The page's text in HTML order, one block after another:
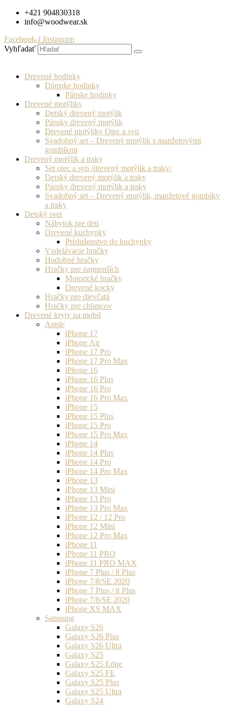
Preskočiť+421 904830318
info@woodwear.sk
Facebook-f Instagram
Vyhľadať
Drevené hodinky
Dámske hodinky
Pánske hodinky
Drevené motýliky
Detský drevený motýlik
Pánsky drevený motýlik
Drevené motýliky Otec a syn
Svadobný set – Drevený motýlik s manžetovými
gombíkmi
Drevený motýlik a traky
Set otec a syn /drevený motýlik a traky/
Detský drevený motýlik a traky
Pánsky drevený motýlik a traky
Svadobný set – Drevený motýlik, manžetové gombíky
a traky
Detský svet
Nábytok pre deti
Drevené kuchynky
Príslušenstvo do kuchynky
Vzdelávacie hračky
Hudobné hračky
Hračky pre najmenších
Motorické hračky
Drevené kocky
Hračky pre dievčatá
Hračky pre chlapcov
Drevené kryty na mobil
Apple
iPhone 17
iPhone Air
iPhone 17 Pro
iPhone 17 Pro Max
iPhone 16
iPhone 16 Plus
iPhone 16 Pro
iPhone 16 Pro Max
iPhone 15
iPhone 15 Plus
iPhone 15 Pro
iPhone 15 Pro Max
iPhone 14
iPhone 14 Plus
iPhone 14 Pro
iPhone 14 Pro Max
iPhone 13
iPhone 13 Mini
iPhone 13 Pro
iPhone 13 Pro Max
iPhone 12 / 12 Pro
iPhone 12 Mini
iPhone 12 Pro Max
iPhone 11
iPhone 11 PRO
iPhone 11 PRO MAX
iPhone 7 Plus / 8 Plus
iPhone 7/8/SE 2020
iPhone 7 Plus / 8 Plus
iPhone 7/8/SE 2020
iPhone XS MAX
Samsung
Galaxy S26
Galaxy S26 Plus
Galaxy S26 Ultra
Galaxy S25
Galaxy S25 Edge
Galaxy S25 FE
Galaxy S25 Plus
Galaxy S25 Ultra
Galaxy S24